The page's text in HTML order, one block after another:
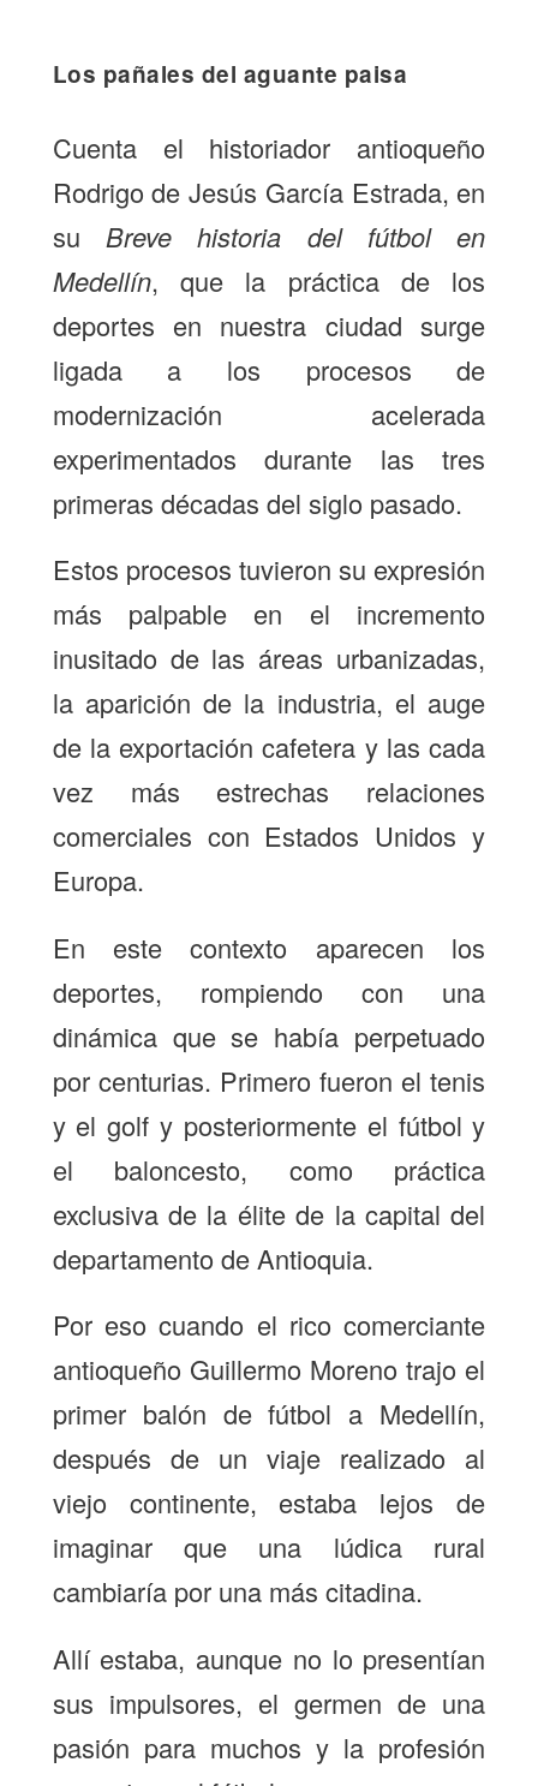
Los pañales del aguante paisa
Cuenta el historiador antioqueño
Rodrigo de Jesús García Estrada, en
su Breve historia del fútbol en
Medellín, que la práctica de los
deportes en nuestra ciudad surge
ligada a los procesos de
modernización acelerada
experimentados durante las tres
primeras décadas del siglo pasado.
Estos procesos tuvieron su expresión
más palpable en el incremento
inusitado de las áreas urbanizadas,
la aparición de la industria, el auge
de la exportación cafetera y las cada
vez más estrechas relaciones
comerciales con Estados Unidos y
Europa.
En este contexto aparecen los
deportes, rompiendo con una
dinámica que se había perpetuado
por centurias. Primero fueron el tenis
y el golf y posteriormente el fútbol y
el baloncesto, como práctica
exclusiva de la élite de la capital del
departamento de Antioquia.
Por eso cuando el rico comerciante
antioqueño Guillermo Moreno trajo el
primer balón de fútbol a Medellín,
después de un viaje realizado al
viejo continente, estaba lejos de
imaginar que una lúdica rural
cambiaría por una más citadina.
Allí estaba, aunque no lo presentían
sus impulsores, el germen de una
pasión para muchos y la profesión